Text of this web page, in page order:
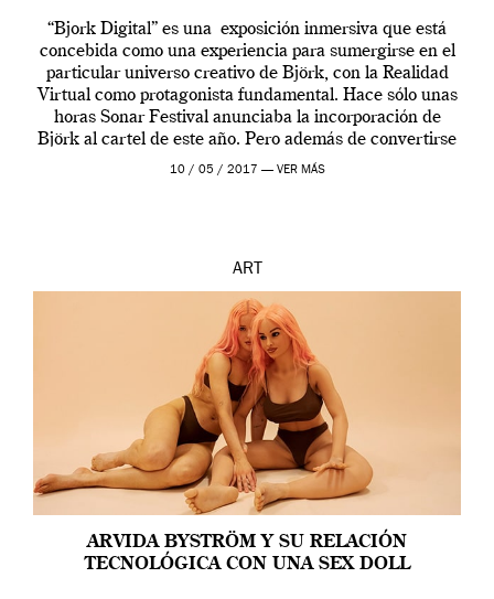
“Bjork Digital” es una exposición inmersiva que está
concebida como una experiencia para sumergirse en el
particular universo creativo de Björk, con la Realidad
Virtual como protagonista fundamental. Hace sólo unas
horas Sonar Festival anunciaba la incorporación de
Björk al cartel de este año. Pero además de convertirse
en una de las actuaciones más relevantes […]
10 / 05 / 2017 — VER MÁS
ART
ARVIDA BYSTRÖM Y SU RELACIÓN
TECNOLÓGICA CON UNA SEX DOLL